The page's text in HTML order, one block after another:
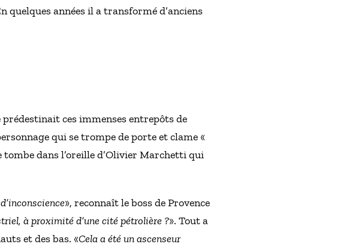
années il a transformé d’anciens
prédestinait ces immenses entrepôts de
qui se trompe de porte et clame «
tombe dans l’oreille d’Olivier Marchetti qui
», reconnaît le boss de Provence
à proximité d’une cité pétrolière ?». Tout a
et des bas. «Cela a été un ascenseur